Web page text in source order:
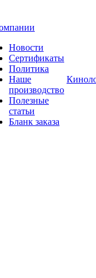
Новости
Сертификаты
Политика
Наше
производство
Полезные
статьи
Бланк заказа